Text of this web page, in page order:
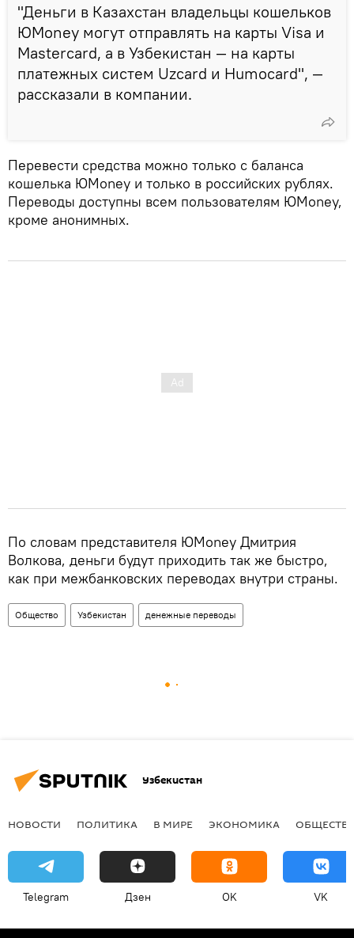
"Деньги в Казахстан владельцы кошельков
ЮMoney могут отправлять на карты Visa и
Mastercard, а в Узбекистан — на карты
платежных систем Uzcard и Humocard", —
рассказали в компании.
Перевести средства можно только с баланса
кошелька ЮMoney и только в российских рублях.
Переводы доступны всем пользователям ЮMoney,
кроме анонимных.
По словам представителя ЮMoney Дмитрия
Волкова, деньги будут приходить так же быстро,
как при межбанковских переводах внутри страны.
Общество Узбекистан денежные переводы
Узбекистан
НОВОСТИ ПОЛИТИКА В МИРЕ ЭКОНОМИКА
Telegram Дзен OK VK